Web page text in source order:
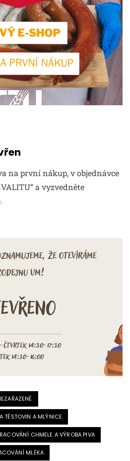
na první nákup, v objednávce
a vyzvedněte
TĚSTOVIN A MLÝNICE
CHMELE A VÝROBA PIVA
MLÉKA